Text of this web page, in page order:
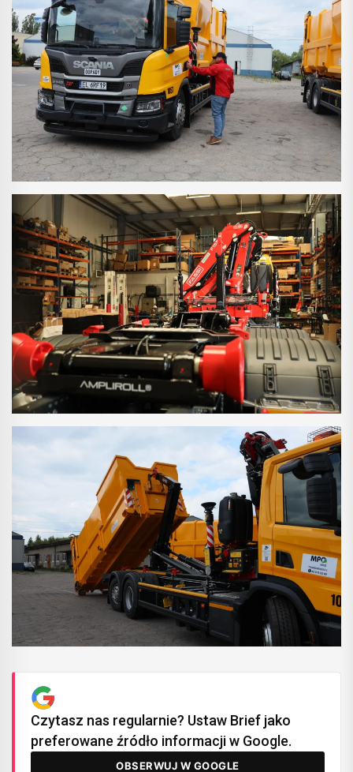
Czytasz nas regularnie? Ustaw Brief jako
preferowane źródło informacji w Google.
OBSERWUJ W GOOGLE